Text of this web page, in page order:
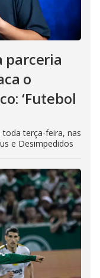
parceria
o
‘Futebol
terça-feira, nas
e Desimpedidos